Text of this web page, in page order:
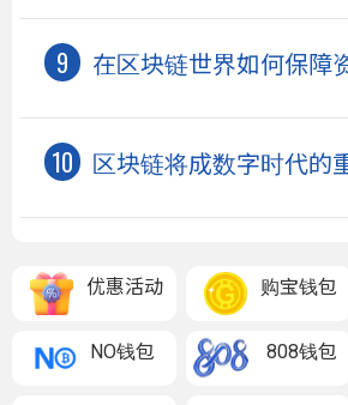
在区块链世界如何保障
区块链将成数字时代的
优惠活动 购宝钱包
NO钱包 808钱包